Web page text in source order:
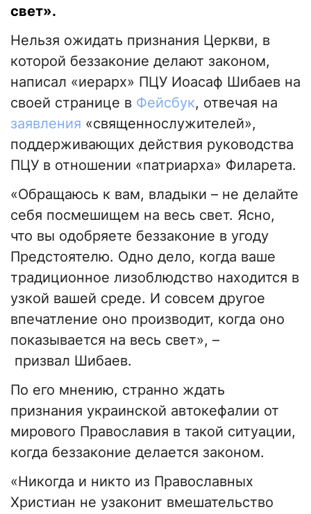
свет».
Нельзя ожидать признания Церкви, в
которой беззаконие делают законом,
написал «иерарх» ПЦУ Иоасаф Шибаев на
своей странице в Фейсбук, отвечая на
заявления «священнослужителей»,
поддерживающих действия руководства
ПЦУ в отношении «патриарха» Филарета.
«Обращаюсь к вам, владыки – не делайте
себя посмешищем на весь свет. Ясно,
что вы одобряете беззаконие в угоду
Предстоятелю. Одно дело, когда ваше
традиционное лизоблюдство находится в
узкой вашей среде. И совсем другое
впечатление оно производит, когда оно
показывается на весь свет», –
призвал Шибаев.
По его мнению, странно ждать
признания украинской автокефалии от
мирового Православия в такой ситуации,
когда беззаконие делается законом.
«Никогда и никто из Православных
Христиан не узаконит вмешательство